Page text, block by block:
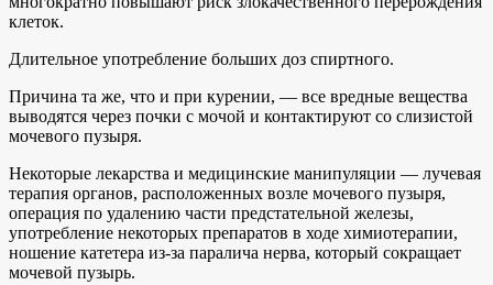
клеток.
Длительное употребление больших доз спиртного.
Причина та же, что и при курении, — все вредные вещества
выводятся через почки с мочой и контактируют со слизистой
мочевого пузыря.
Некоторые лекарства и медицинские манипуляции — лучевая
терапия органов, расположенных возле мочевого пузыря,
операция по удалению части предстательной железы,
употребление некоторых препаратов в ходе химиотерапии,
ношение катетера из-за паралича нерва, который сокращает
мочевой пузырь.